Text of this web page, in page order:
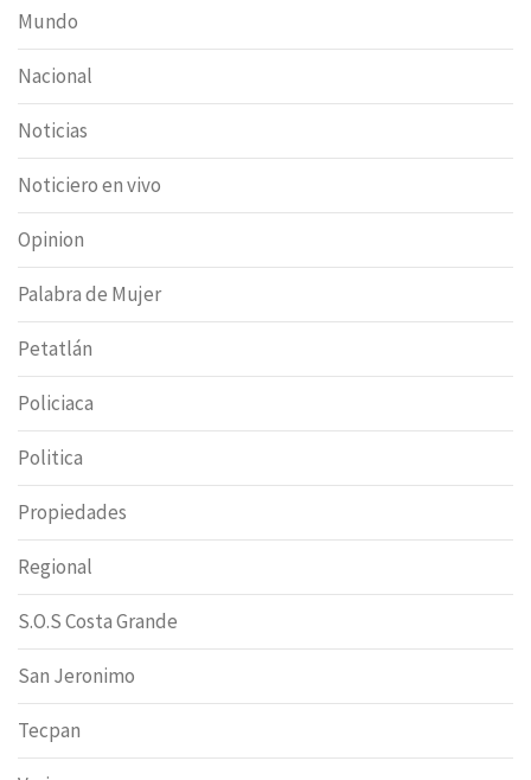
Mundo
Nacional
Noticias
Noticiero en vivo
Opinion
Palabra de Mujer
Petatlán
Policiaca
Politica
Propiedades
Regional
S.O.S Costa Grande
San Jeronimo
Tecpan